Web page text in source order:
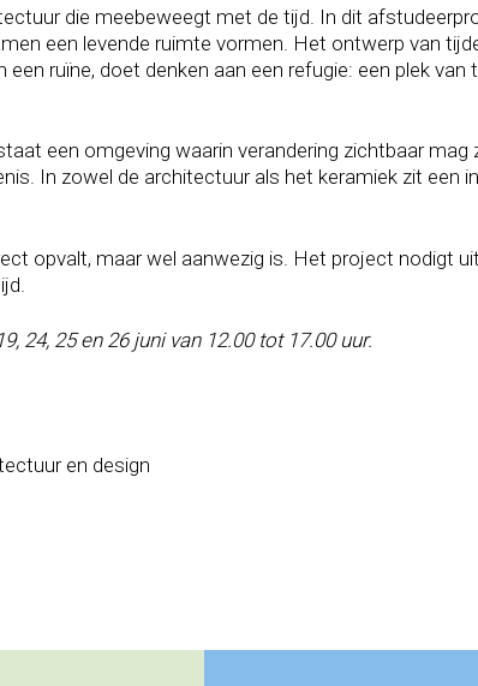
die meebeweegt met de tijd. In dit
een levende ruimte vormen. Het ontwerp van
ruïne, doet denken aan een refugie: een plek van
een omgeving waarin verandering zichtbaar
In zowel de architectuur als het keramiek zit een
opvalt, maar wel aanwezig is. Het project nodigt
24, 25 en 26 juni van 12.00 tot 17.00 uur.
en design